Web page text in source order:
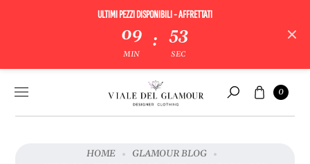
contenuto
ULTIMI PEZZI DISPONIBILI - AFFRETTATI
09
MIN
: 52
SEC
Cerca
Carrello
0
HOME
GLAMOUR BLOG